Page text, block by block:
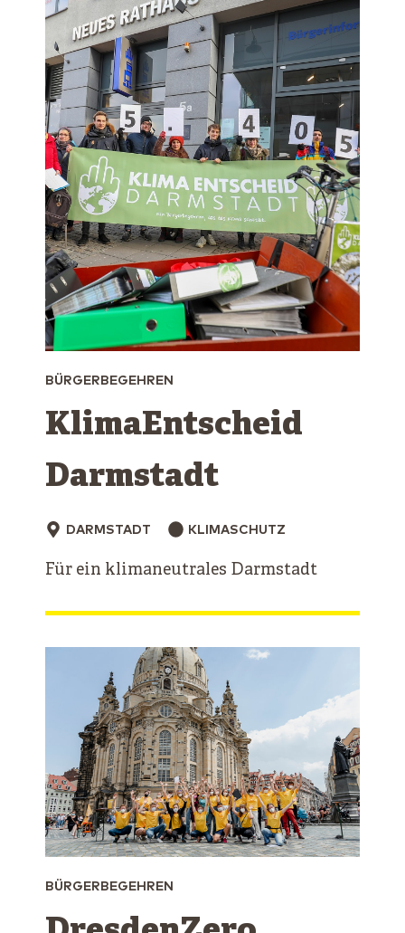
BÜRGERBEGEHREN
KlimaEntscheid
Darmstadt
DARMSTADT KLIMASCHUTZ
Für ein klimaneutrales Darmstadt
BÜRGERBEGEHREN